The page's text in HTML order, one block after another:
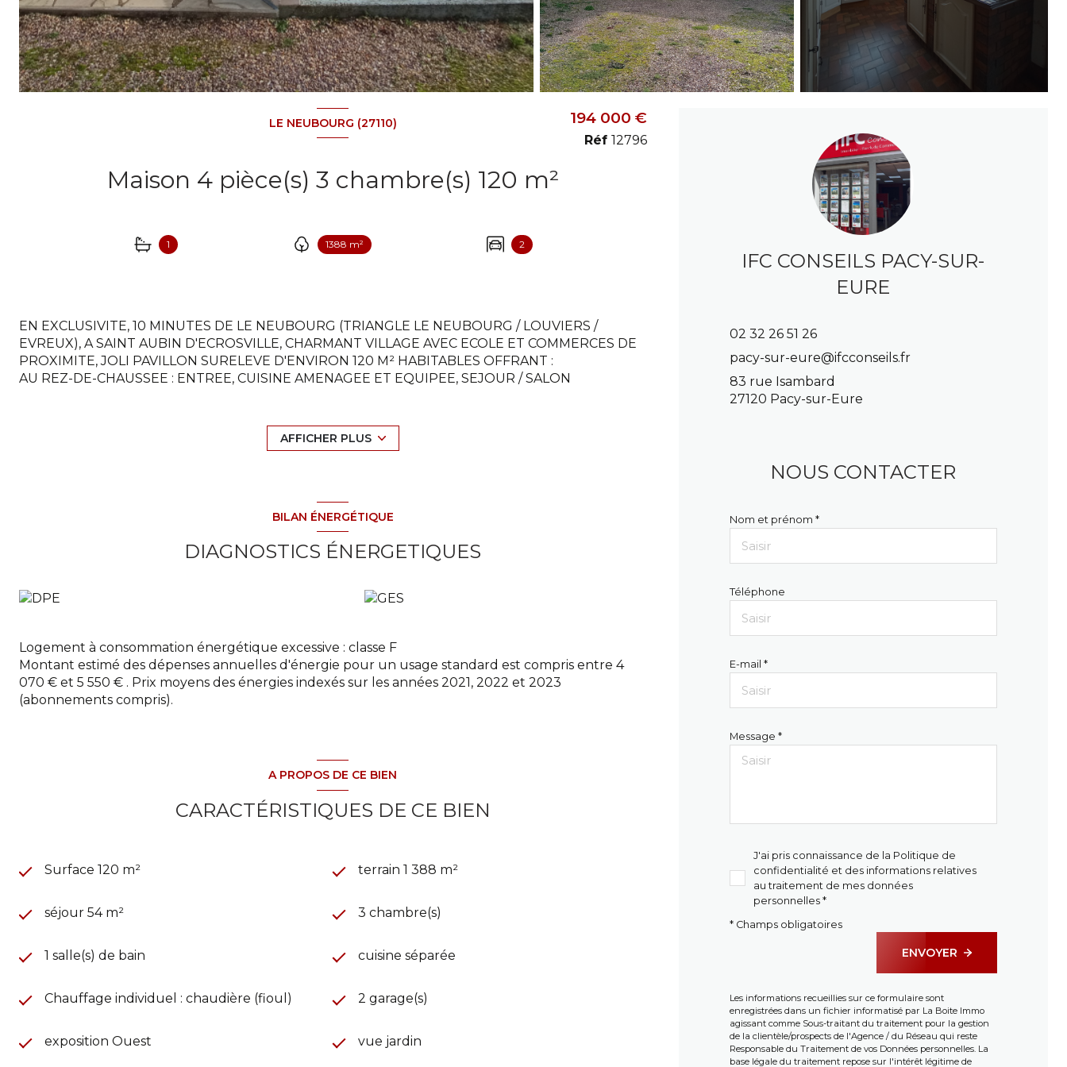
LE NEUBOURG (27110)
Maison 4 pièce(s) 3 chambre(s) 120 m²
1 1388 m² 2
194 000 €
Réf 12796
EN EXCLUSIVITE, 10 MINUTES DE LE NEUBOURG (TRIANGLE LE NEUBOURG / LOUVIERS /
EVREUX), A SAINT AUBIN D'ECROSVILLE, CHARMANT VILLAGE AVEC ECOLE ET COMMERCES DE
PROXIMITE, JOLI PAVILLON SURELEVE D'ENVIRON 120 M² HABITABLES OFFRANT :
AU REZ-DE-CHAUSSEE : ENTREE, CUISINE AMENAGEE ET EQUIPEE, SEJOUR / SALON
GRENIER ISOLE NON AMENAGEABLE ;
DEPENDANCE A USAGE DE GARAGE DOUBLE AVEC CHARRETERIE ATTENANTE ;
CHAUFFAGE AU FIOUL - DOUBLE VITRAGE ET HUISSERIE PVC - VOLET ROULANT MANUEL -
ASSAINISSEMENT DE TYPE FOSSE TOUTES EAUX
LE TOUT SUR UN AGREABLE TERRAIN CLOS D'ENVIRON 1388 M² DANS UNE IMPASSE AU
AFFICHER PLUS
BILAN ÉNERGÉTIQUE
DIAGNOSTICS ÉNERGETIQUES
Logement à consommation énergétique excessive : classe F
Montant estimé des dépenses annuelles d'énergie pour un usage standard est compris entre 4
070 € et 5 550 € . Prix moyens des énergies indexés sur les années 2021, 2022 et 2023
(abonnements compris).
A PROPOS DE CE BIEN
CARACTÉRISTIQUES DE CE BIEN
Surface 120 m² terrain 1 388 m²
séjour 54 m² 3 chambre(s)
1 salle(s) de bain cuisine séparée
Chauffage individuel : chaudière (fioul) 2 garage(s)
exposition Ouest vue jardin
IFC CONSEILS PACY-SUR-
EURE
02 32 26 51 26
pacy-sur-eure@ifcconseils.fr
83 rue Isambard
27120 Pacy-sur-Eure
NOUS CONTACTER
Nom et prénom *
Téléphone
E-mail *
Message *
J'ai pris connaissance de la Politique de
confidentialité et des informations relatives
au traitement de mes données
personnelles *
* Champs obligatoires
ENVOYER
Les informations recueillies sur ce formulaire sont
enregistrées dans un fichier informatisé par La Boite Immo
agissant comme Sous-traitant du traitement pour la gestion
de la clientèle/prospects de l'Agence / du Réseau qui reste
Responsable du Traitement de vos Données personnelles. La
base légale du traitement repose sur l'intérêt légitime de